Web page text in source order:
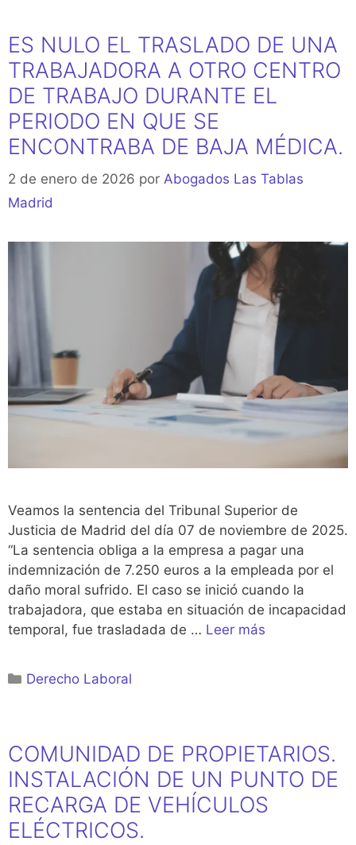
ES NULO EL TRASLADO DE UNA
TRABAJADORA A OTRO CENTRO
DE TRABAJO DURANTE EL
PERIODO EN QUE SE
ENCONTRABA DE BAJA MÉDICA.
2 de enero de 2026 por Abogados Las Tablas
Madrid
Veamos la sentencia del Tribunal Superior de
Justicia de Madrid del día 07 de noviembre de 2025.
“La sentencia obliga a la empresa a pagar una
indemnización de 7.250 euros a la empleada por el
daño moral sufrido. El caso se inició cuando la
trabajadora, que estaba en situación de incapacidad
temporal, fue trasladada de … Leer más
Categorías
Derecho Laboral
COMUNIDAD DE PROPIETARIOS.
INSTALACIÓN DE UN PUNTO DE
RECARGA DE VEHÍCULOS
ELÉCTRICOS.